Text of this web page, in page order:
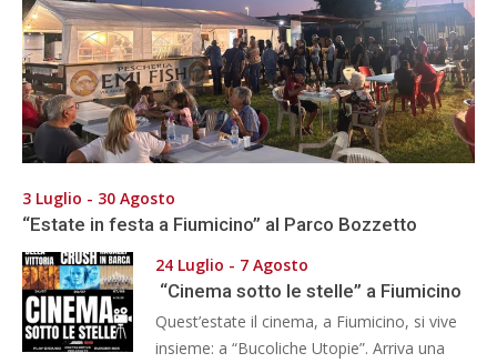
3 Luglio - 30 Agosto
“Estate in festa a Fiumicino” al Parco Bozzetto
24 Luglio - 7 Agosto
“Cinema sotto le stelle” a Fiumicino
Quest’estate il cinema, a Fiumicino, si vive
insieme: a “Bucoliche Utopie”. Arriva una